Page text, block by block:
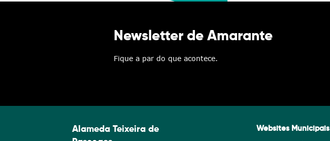
Newsletter de Amarante
Fique a par do que acontece.
Alameda Teixeira de
Websites Municipais